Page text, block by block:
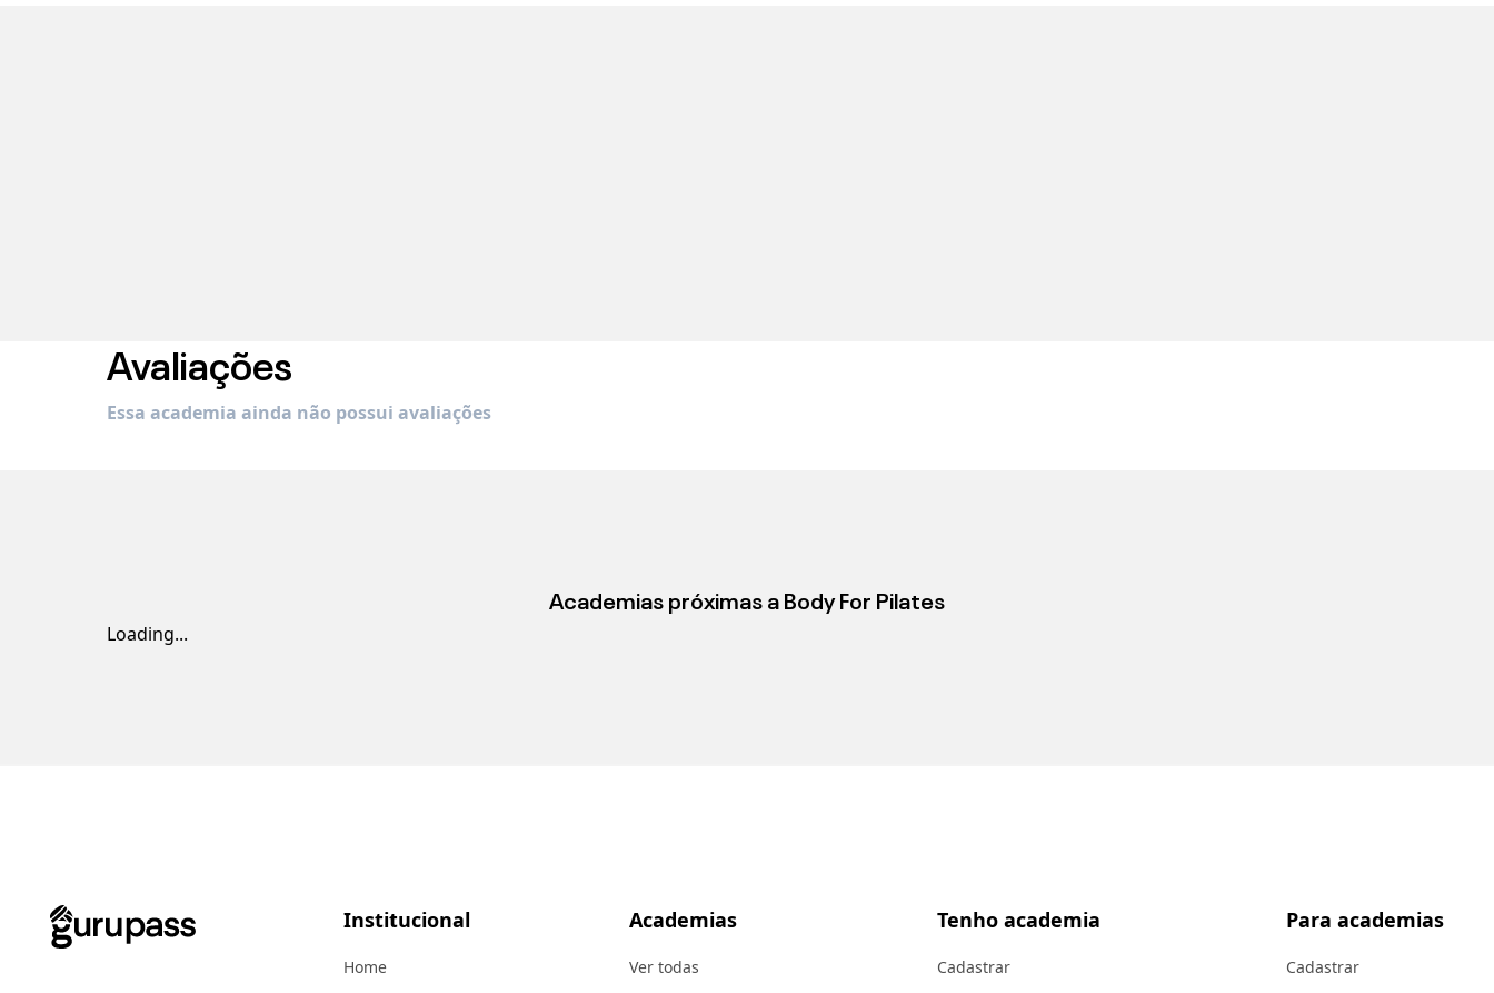
Avaliações
Essa academia ainda não possui avaliações
Academias próximas a Body For Pilates
Loading...
Institucional
Home
Academias
Ver todas
Tenho academia
Cadastrar
Para academias
Cadastrar